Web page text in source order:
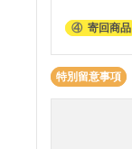
④ 寄回商品
特別留意事項